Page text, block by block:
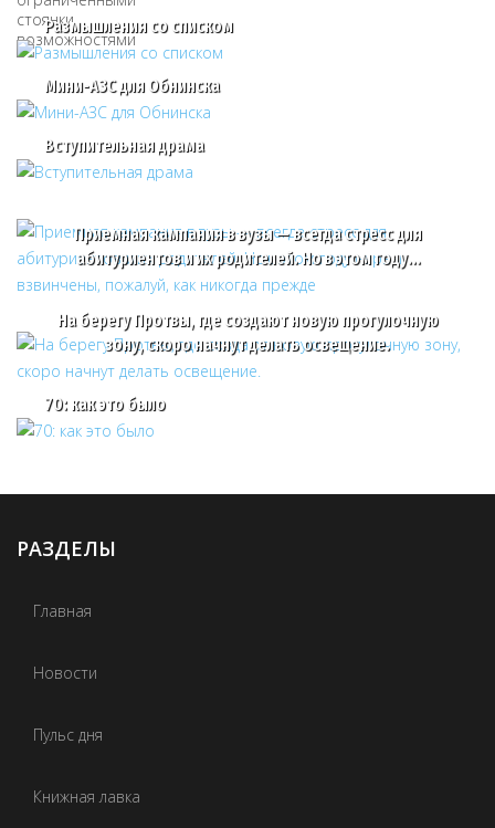
Размышления со списком
Мини-АЗС для Обнинска
Вступительная драма
Приемная кампания в вузы — всегда стресс для
абитуриентов и их родителей. Но в этом году…
На берегу Протвы, где создают новую прогулочную
зону, скоро начнут делать освещение.
70: как это было
РАЗДЕЛЫ
Главная
Новости
Пульс дня
Книжная лавка